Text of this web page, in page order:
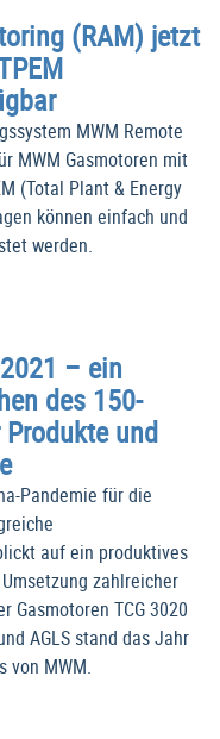
(RAM) jetzt
MWM Remote
MWM Gasmotoren mit
(Total Plant & Energy
können einfach und
werden.
– ein
des 150-
und
Pandemie für die
auf ein produktives
zahlreicher
Gasmotoren TCG 3020
AGLS stand das Jahr
von MWM.